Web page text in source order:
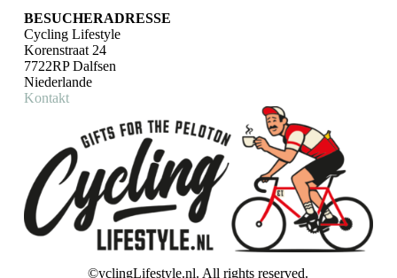
BESUCHERADRESSE
Cycling Lifestyle
Korenstraat 24
7722RP Dalfsen
Niederlande
Kontakt
©yclingLifestyle.nl. All rights reserved.